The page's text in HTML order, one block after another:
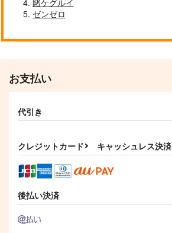
ゼンゼロ
お支払い
代引き
クレジットカード キャッシュレス決済
後払い決済